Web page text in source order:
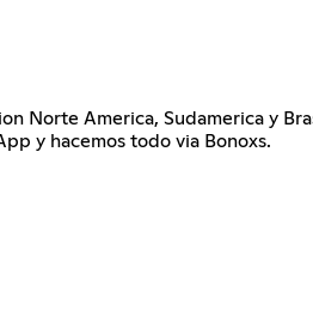
Norte America, Sudamerica y
y hacemos todo via Bonoxs.